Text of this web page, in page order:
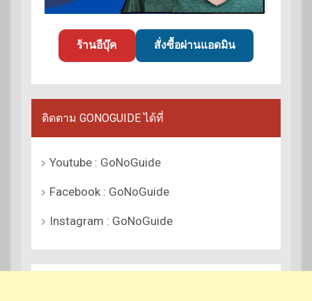
ร้านอีบุ๊ค สั่งซื้อผ่านแอดมิน
ติดตาม GONOGUIDE ได้ที่
Youtube : GoNoGuide
Facebook : GoNoGuide
Instagram : GoNoGuide